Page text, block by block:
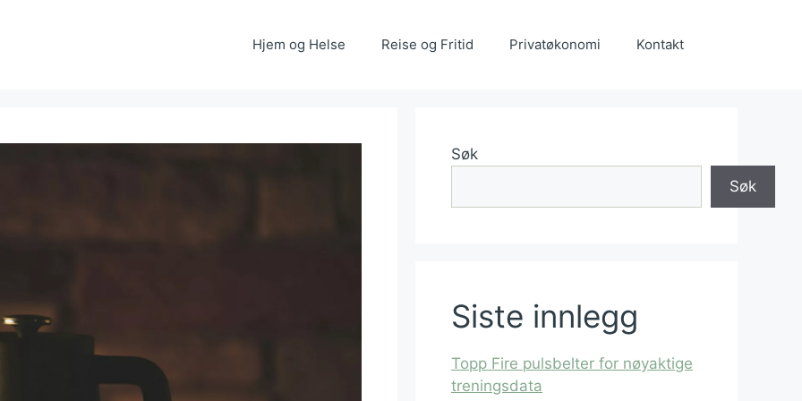
Hjem og Helse Reise og Fritid Privatøkonomi Kontakt
Søk
Søk
Siste innlegg
Topp Fire pulsbelter for nøyaktige
treningsdata